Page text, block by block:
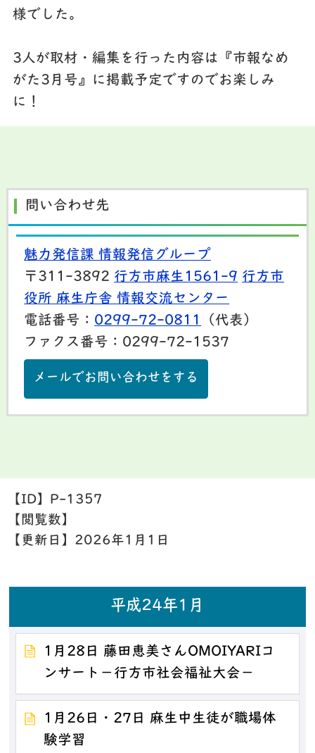
様でした。
3人が取材・編集を行った内容は『市報なめ
がた3月号』に掲載予定ですのでお楽しみ
に！
問い合わせ先
魅力発信課 情報発信グループ
〒311-3892 行方市麻生1561-9 行方市
役所 麻生庁舎 情報交流センター
電話番号： 0299-72-0811
（代表）
ファクス番号：0299-72-1537
メールでお問い合わせをする
【ID】 P-1357
【閲覧数】
【更新日】 2026年1月1日
平成24年1月
1月28日 藤田恵美さんOMOIYARIコ
ンサート－行方市社会福祉大会－
1月26日・27日 麻生中生徒が職場体
験学習